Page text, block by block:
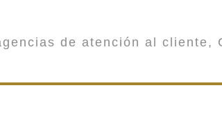
de atención al cliente,